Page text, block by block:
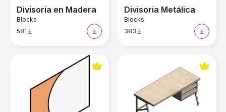
Divisoria en Madera
Blocks
581
Divisoria Metálica
Blocks
383
Divisoria Vidrio y MDF